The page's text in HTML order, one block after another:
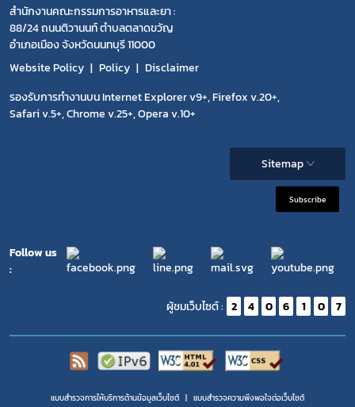
สำนักงานคณะกรรมการอาหารและยา :
88/24 ถนนติวานนท์ ตำบลตลาดขวัญ
อำเภอเมือง จังหวัดนนทบุรี 11000
Website Policy
Policy
Disclaimer
รองรับการทำงานบน Internet Explorer v9+, Firefox v.20+,
Safari v.5+, Chrome v.25+, Opera v.10+
Sitemap
Subscribe
Follow us
:
ผู้ชมเว็บไซต์ : 2 4 0 6 1 0 7
แบบสำรวจการให้บริการด้านข้อมูลเว็บไซต์ แบบสำรวจความพีงพอใจต่อเว็บไซต์